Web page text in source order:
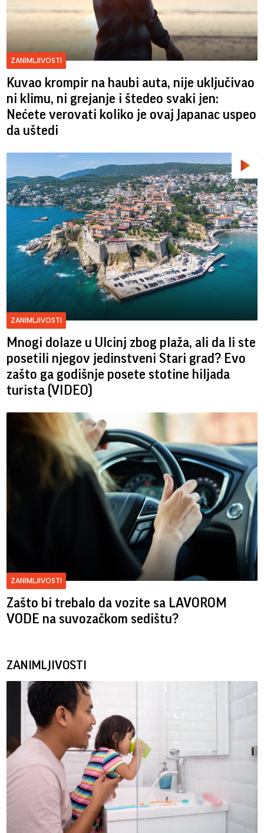
ZANIMLJIVOSTI
Kuvao krompir na haubi auta, nije uključivao
ni klimu, ni grejanje i štedeo svaki jen:
Nećete verovati koliko je ovaj Japanac uspeo
da uštedi
ZANIMLJIVOSTI
Mnogi dolaze u Ulcinj zbog plaža, ali da li ste
posetili njegov jedinstveni Stari grad? Evo
zašto ga godišnje posete stotine hiljada
turista (VIDEO)
ZANIMLJIVOSTI
Zašto bi trebalo da vozite sa LAVOROM
VODE na suvozačkom sedištu?
ZANIMLJIVOSTI